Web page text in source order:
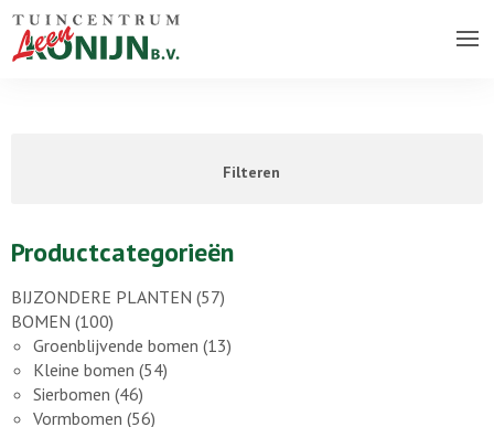
Filteren
Productcategorieën
BIJZONDERE PLANTEN (57)
BOMEN (100)
Groenblijvende bomen (13)
Kleine bomen (54)
Sierbomen (46)
Vormbomen (56)